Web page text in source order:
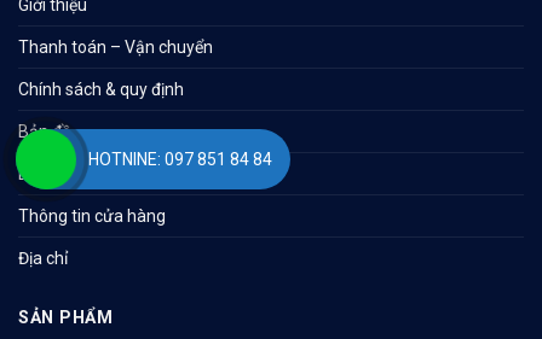
Giới thiệu
Thanh toán – Vận chuyển
Chính sách & quy định
Bản đồ
Liên hệ
Thông tin cửa hàng
Địa chỉ
SẢN PHẨM
HOTNINE: 097 851 84 84